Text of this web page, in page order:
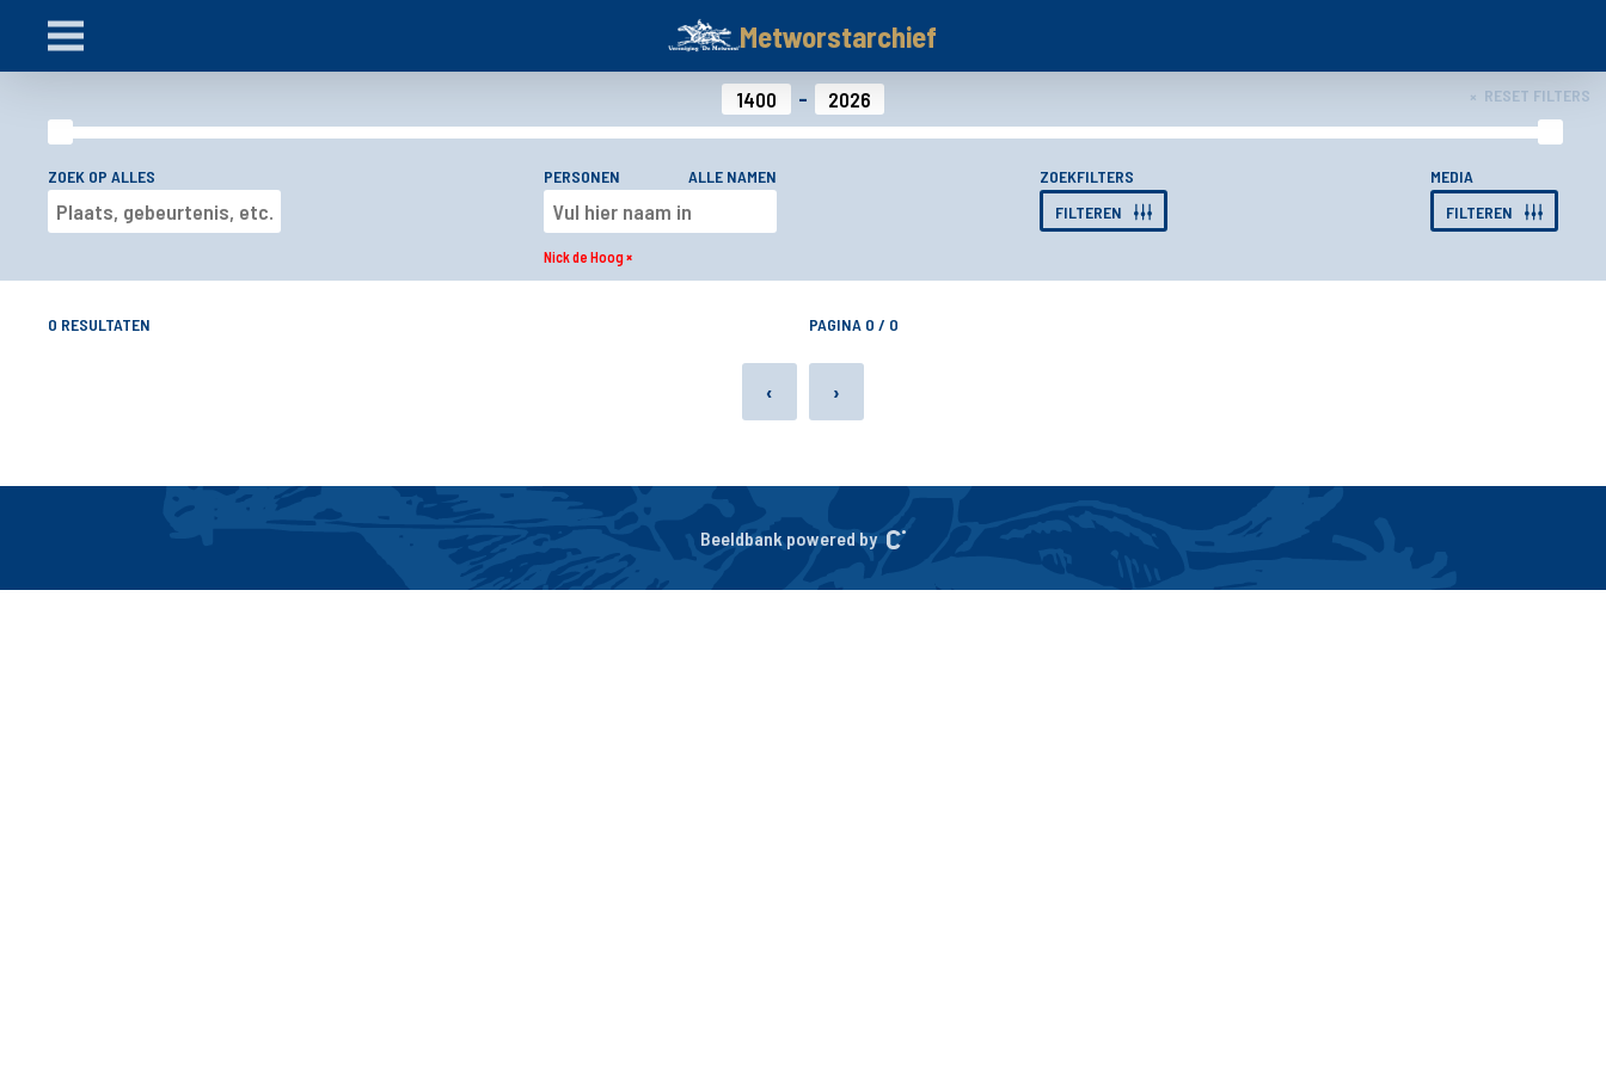
Metworstarchief
-
ZOEK OP ALLES PERSONEN ALLE NAMEN
Nick de Hoog×
ZOEKFILTERS
FILTEREN
MEDIA
FILTEREN
× RESET FILTERS
0 RESULTATEN PAGINA 0 / 0
‹ ›
Beeldbank powered by